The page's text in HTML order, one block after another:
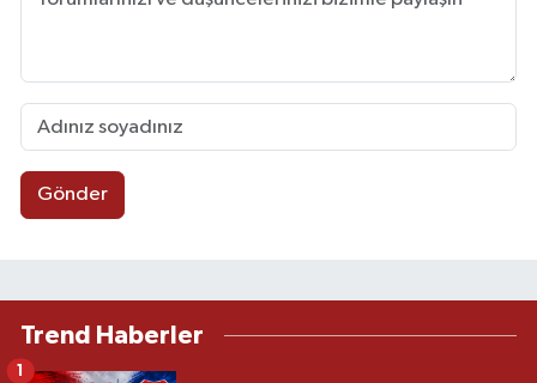
Gönder
Trend Haberler
1